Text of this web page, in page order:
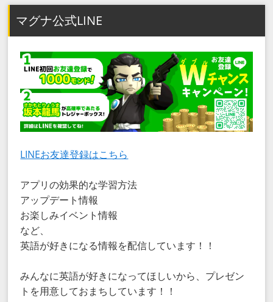
マグナ公式LINE
LINEお友達登録はこちら
アプリの効果的な学習方法
アップデート情報
お楽しみイベント情報
など、
英語が好きになる情報を配信しています！！
みんなに英語が好きになってほしいから、プレゼン
トを用意しておまちしています！！